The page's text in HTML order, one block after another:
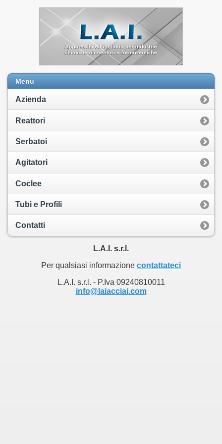
Menu
Azienda
Reattori
Serbatoi
Agitatori
Coclee
Tubi e Profili
Contatti
L.A.I. s.r.l.
Per qualsiasi informazione contattateci
L.A.I. s.r.l. - P.Iva 09240810011
info@laiacciai.com